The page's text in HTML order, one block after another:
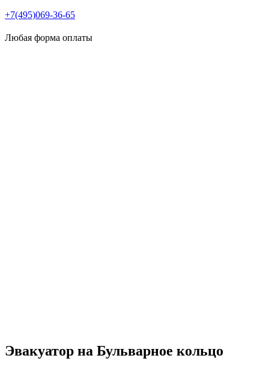
+7(495)069-36-65
Любая форма оплаты
Эвакуатор на Бульварное кольцо